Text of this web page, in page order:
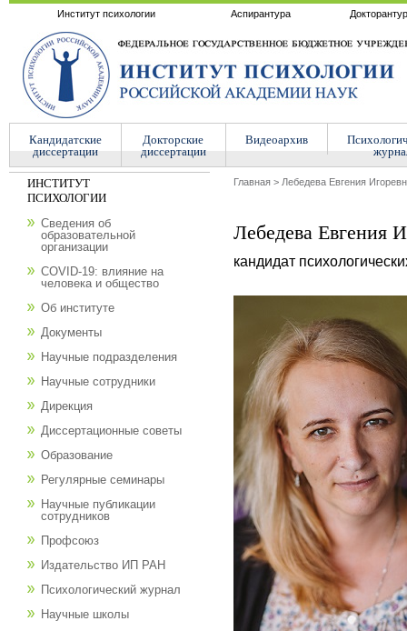
Институт психологии Аспирантура
Кандидатские
диссертации
Докторские
диссертации
Видеоархив
Главная > Лебедева Евгения
Лебедева Евгения
кандидат
ИНСТИТУТ
ПСИХОЛОГИИ
Сведения об
образовательной
организации
COVID-19: влияние на
человека и общество
Об институте
Документы
Научные подразделения
Научные сотрудники
Дирекция
Диссертационные советы
Образование
Регулярные семинары
Научные публикации
сотрудников
Профсоюз
Издательство ИП РАН
Психологический журнал
Научные школы